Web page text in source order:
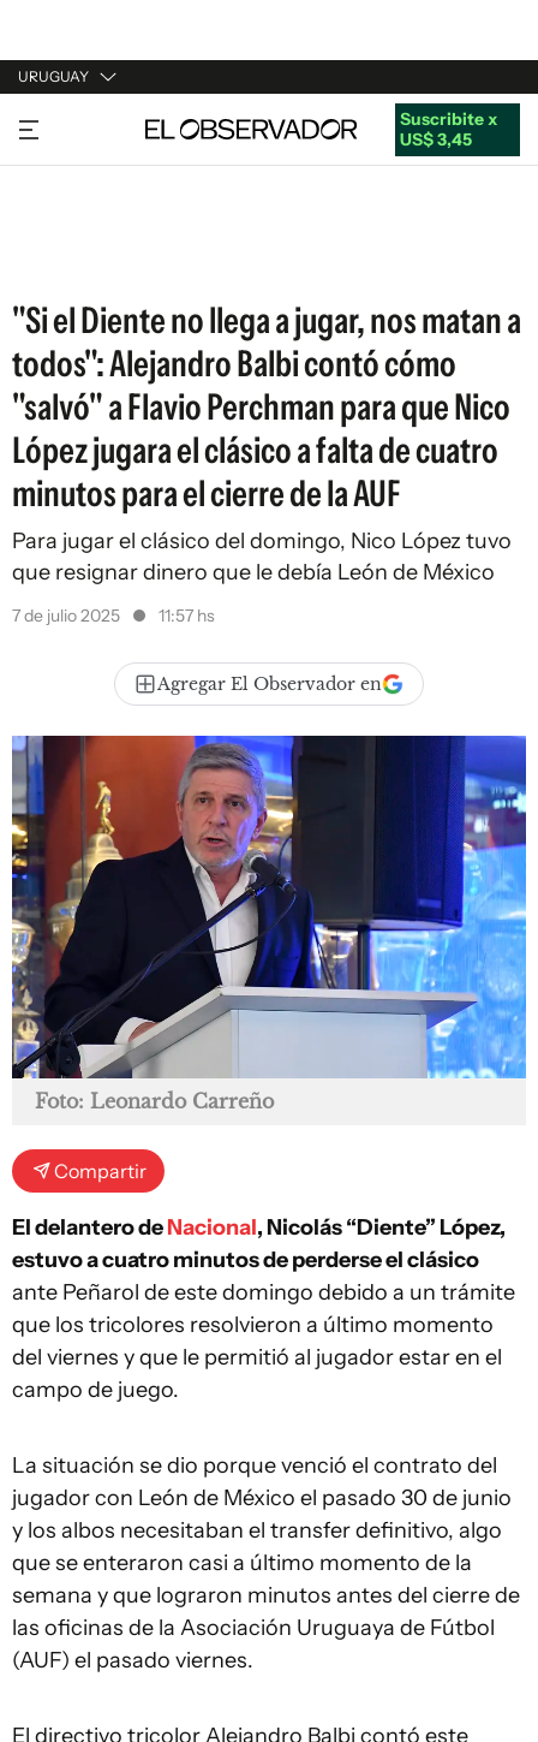
URUGUAY
URUGUAY
ARGENTINA
Suscribite x
US$ 3,45
"Si el Diente no llega a jugar, nos matan a
todos": Alejandro Balbi contó cómo
"salvó" a Flavio Perchman para que Nico
López jugara el clásico a falta de cuatro
minutos para el cierre de la AUF
Para jugar el clásico del domingo, Nico López tuvo
que resignar dinero que le debía León de México
7 de julio 2025 11:57 hs
Agregar El Observador en
Foto: Leonardo Carreño
Compartir
El delantero deNacional, Nicolás “Diente” López,
estuvo a cuatro minutos de perderse el clásico
ante Peñarol de este domingo debido a un trámite
que los tricolores resolvieron a último momento
del viernes y que le permitió al jugador estar en el
campo de juego.
La situación se dio porque venció el contrato del
jugador con León de México el pasado 30 de junio
y los albos necesitaban el transfer definitivo, algo
que se enteraron casi a último momento de la
semana y que lograron minutos antes del cierre de
las oficinas de la Asociación Uruguaya de Fútbol
(AUF) el pasado viernes.
El directivo tricolor Alejandro Balbi contó este